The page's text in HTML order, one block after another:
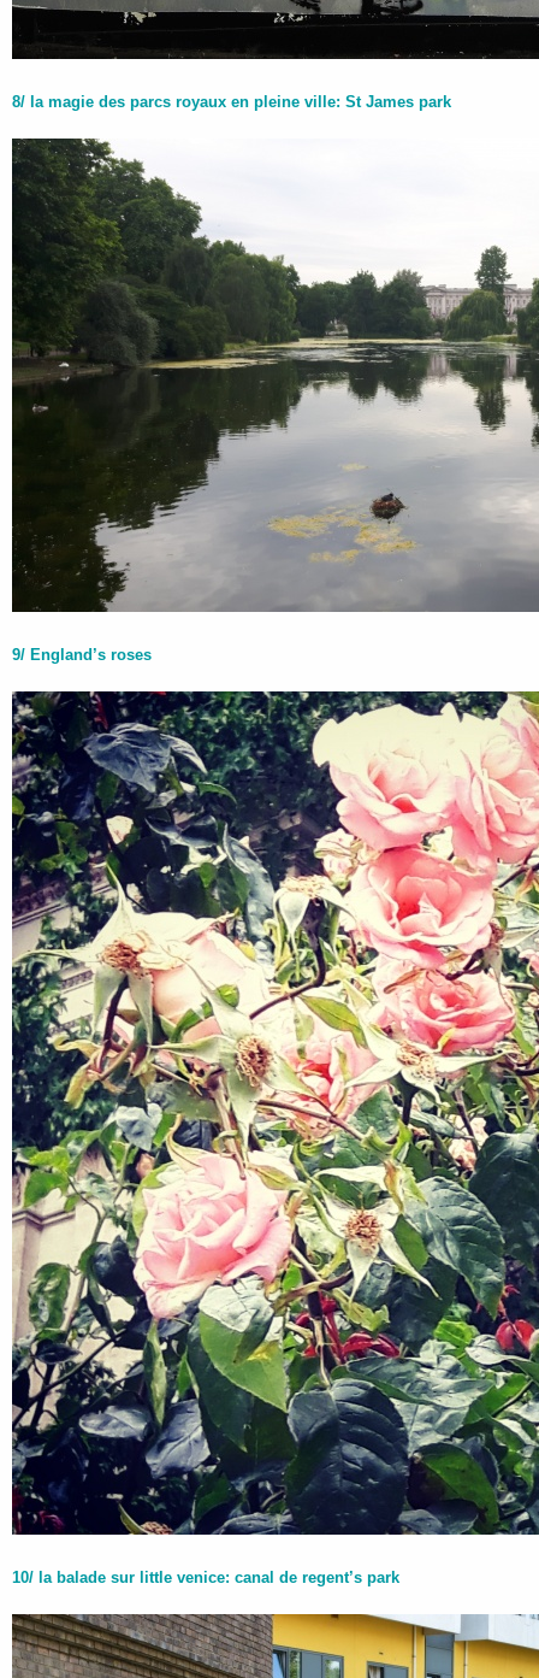
8/ la magie des parcs royaux en pleine ville: St James park
9/ England’s roses
10/ la balade sur little venice: canal de regent’s park